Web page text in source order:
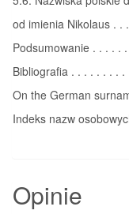
od imienia Nikolaus . .
Podsumowanie . . . . .
Bibliografia . . . . . . . . .
On the German
Indeks nazw
Opinie